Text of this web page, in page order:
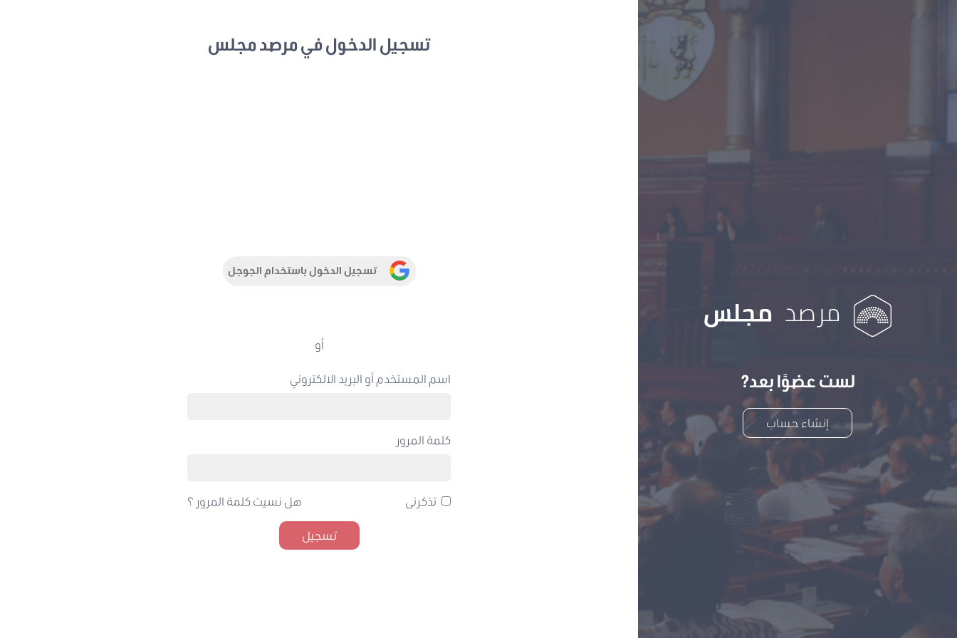
لست عضوًا بعد?
إنشاء حساب
تسجيل الدخول في مرصد مجلس
تسجيل الدخول باستخدام الجوجل
أو
اسم المستخدم أو البريد الالكتروني
كلمة المرور
تذكرنى هل نسيت كلمة المرور ؟